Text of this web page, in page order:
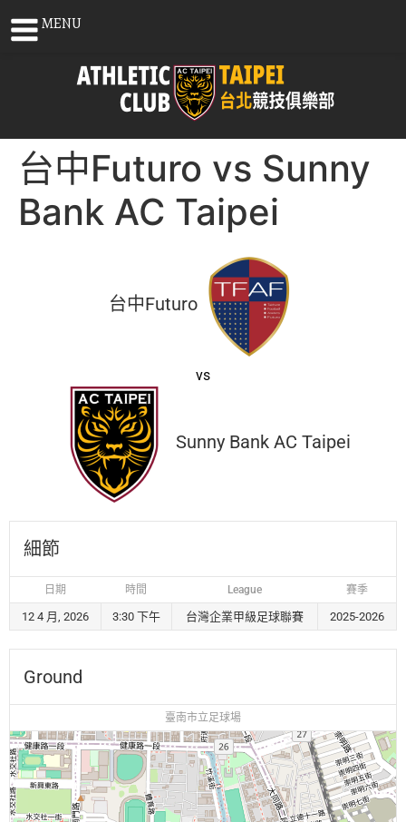
台中Futuro vs Sunny
Bank AC Taipei
台中Futuro
vs
Sunny Bank AC Taipei
細節
日期 時間 League 賽季
12 4 月, 2026 3:30 下午 台灣企業甲級足球聯賽 2025-2026
Ground
臺南市立足球場
MENU